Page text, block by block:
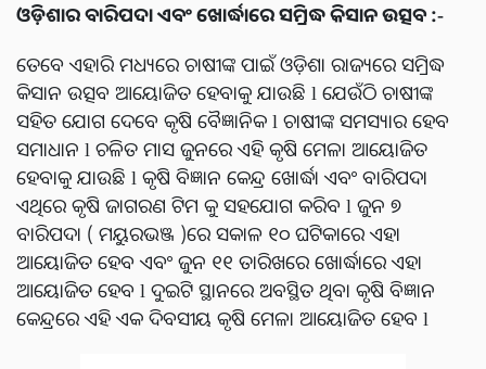
ଓଡ଼ିଶାର ବାରିପଦା ଏବଂ ଖୋର୍ଦ୍ଧାରେ ସମ୍ରିଦ୍ଧ କିସାନ ଉତ୍ସବ :-
ତେବେ ଏହାରି ମଧ୍ୟରେ ଚାଷୀଙ୍କ ପାଇଁ ଓଡ଼ିଶା ରାଜ୍ୟରେ ସମ୍ରିଦ୍ଧ
କିସାନ ଉତ୍ସବ ଆୟୋଜିତ ହେବାକୁ ଯାଉଛି l ଯେଉଁଠି ଚାଷୀଙ୍କ
ସହିତ ଯୋଗ ଦେବେ କୃଷି ବୈଜ୍ଞାନିକ l ଚାଷୀଙ୍କ ସମସ୍ୟାର ହେବ
ସମାଧାନ l ଚଳିତ ମାସ ଜୁନରେ ଏହି କୃଷି ମେଳା ଆୟୋଜିତ
ହେବାକୁ ଯାଉଛି l କୃଷି ବିଜ୍ଞାନ କେନ୍ଦ୍ର ଖୋର୍ଦ୍ଧା ଏବଂ ବାରିପଦା
ଏଥିରେ କୃଷି ଜାଗରଣ ଟିମ କୁ ସହଯୋଗ କରିବ l ଜୁନ ୭
ବାରିପଦା ( ମୟୁରଭଞ୍ଜ )ରେ ସକାଳ ୧୦ ଘଟିକାରେ ଏହା
ଆୟୋଜିତ ହେବ ଏବଂ ଜୁନ ୧୧ ତାରିଖରେ ଖୋର୍ଦ୍ଧାରେ ଏହା
ଆୟୋଜିତ ହେବ l ଦୁଇଟି ସ୍ଥାନରେ ଅବସ୍ଥିତ ଥିବା କୃଷି ବିଜ୍ଞାନ
କେନ୍ଦ୍ରରେ ଏହି ଏକ ଦିବସୀୟ କୃଷି ମେଳା ଆୟୋଜିତ ହେବ l